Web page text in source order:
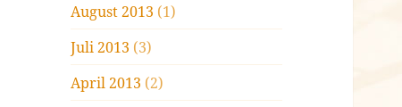
August 2013 (1)
Juli 2013 (3)
April 2013 (2)